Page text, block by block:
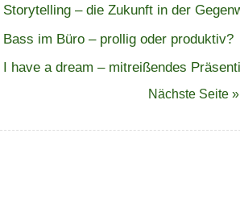
Storytelling – die Zukunft in der
Bass im Büro – prollig oder produktiv?
I have a dream – mitreißendes
Nächste Seite »